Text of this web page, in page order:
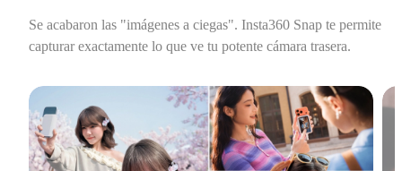
Se acabaron las "imágenes a ciegas". Insta360 Snap te permite
capturar exactamente lo que ve tu potente cámara trasera.